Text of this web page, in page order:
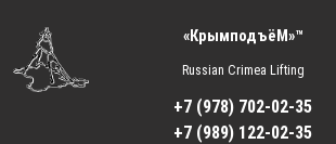
«КрымподъёМ»™
Russian Crimea Lifting
+7 (978) 702-02-35
+7 (989) 122-02-35